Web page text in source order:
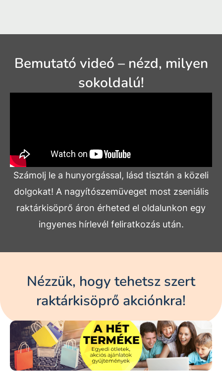
Bemutató videó – nézd, milyen
sokoldalú!
Számolj le a hunyorgással, lásd tisztán a közeli
dolgokat! A nagyítószemüveget most zseniális
raktárkisöprő áron érheted el oldalunkon egy
ingyenes hírlevél feliratkozás után.
Nézzük, hogy tehetsz szert
raktárkisöprő akciónkra!